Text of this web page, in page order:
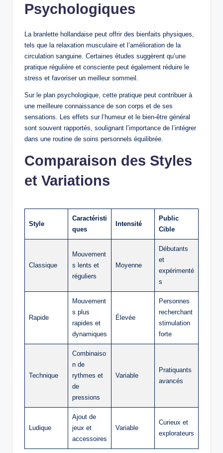
Psychologiques
La branlette hollandaise peut offrir des bienfaits physiques,
tels que la relaxation musculaire et l’amélioration de la
circulation sanguine. Certaines études suggèrent qu’une
pratique régulière et consciente peut également réduire le
stress et favoriser un meilleur sommeil.
Sur le plan psychologique, cette pratique peut contribuer à
une meilleure connaissance de son corps et de ses
sensations. Les effets sur l’humeur et le bien-être général
sont souvent rapportés, soulignant l’importance de l’intégrer
dans une routine de soins personnels équilibrée.
Comparaison des Styles
et Variations
Style
Caractéristi
ques
Intensité
Public
Cible
Classique
Mouvement
s lents et
réguliers
Moyenne
Débutants
et
expérimenté
s
Rapide
Mouvement
s plus
rapides et
dynamiques
Élevée
Personnes
recherchant
stimulation
forte
Technique
Combinaiso
n de
rythmes et
de
pressions
Variable
Pratiquants
avancés
Ludique
Ajout de
jeux et
accessoires
Variable
Curieux et
explorateurs